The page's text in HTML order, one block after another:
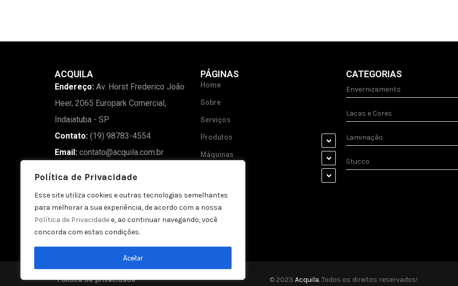
Política de Privacidade
Esse site utiliza cookies e outras tecnologias semelhantes
para melhorar a sua experiência, de acordo com a nossa
Política de Privacidadee, ao continuar navegando, você
concorda com estas condições.
Aceitar
ACQUILA
Endereço: Av. Horst Frederico João
Heer, 2065 Europark Comercial,
Indaiatuba - SP
Contato: (19) 98783-4554
Email: contato@acquila.com.br
PÁGINAS
Home
Sobre
Serviços
Produtos
Máquinas
Galeria
Contato
CATEGORIAS
Envernizamento
Lacas e Cores
Laminação
Stucco
Política de privacidade © 2023 Acquila.Todos os direitos reservados!